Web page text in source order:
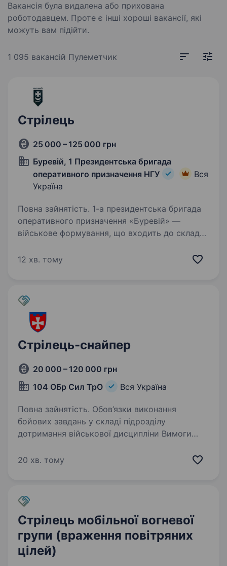
Вакансія була видалена або прихована
роботодавцем. Проте є інші хороші вакансії, які
можуть вам підійти.
1 095 вакансій Пулеметчик
Стрілець
25 000 – 125 000 грн
Буревій, 1 Президентська бригада
оперативного призначення НГУ
Вся
Україна
Повна зайнятість. 1-а президентська бригада
оперативного призначення «Буревій» —
військове формування, що входить до складу
«Азов». Бригада шукає фахівців в батальйони
12 хв. тому
Стрілець-снайпер
20 000 – 120 000 грн
104 ОБр Сил ТрО
Вся Україна
Повна зайнятість. Обов’язки виконання
бойових завдань у складі підрозділу
дотримання військової дисципліни Вимоги
дій досвід військової служби буде перевагою
20 хв. тому
Стрілець мобільної вогневої
групи (враження повітряних
цілей)